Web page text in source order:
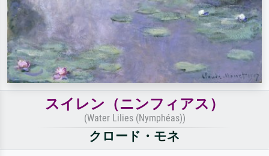
スイレン（ニンフィアス）
(Water Lilies (Nymphéas))
クロード・モネ